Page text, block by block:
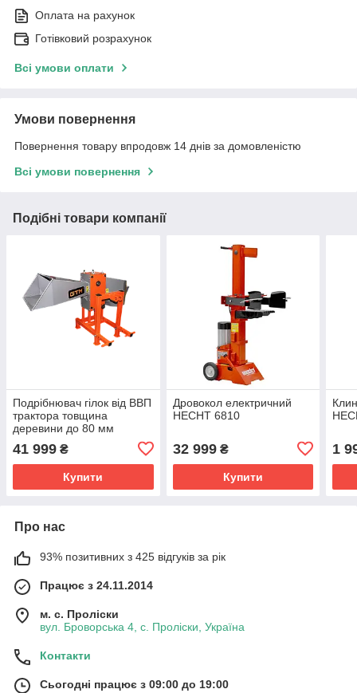
Оплата на рахунок
Готівковий розрахунок
Всі умови оплати
Умови повернення
Повернення товару впродовж 14 днів за домовленістю
Всі умови повернення
Подібні товари компанії
Подрібнювач гілок від ВВП
трактора товщина
деревини до 80 мм
продуктивність 4 куб.м/год
для твердопаливних
котлів GTM LC80PTO
41 999 ₴
Купити
Дровокол електричний
HECHT 6810
32 999₴
Купити
1
Про нас
93% позитивних з 425 відгуків за рік
Працює з 24.11.2014
м. с. Проліски
вул. Броворська 4, с. Проліски, Україна
Контакти
Сьогодні працює з 09:00 до 19:00